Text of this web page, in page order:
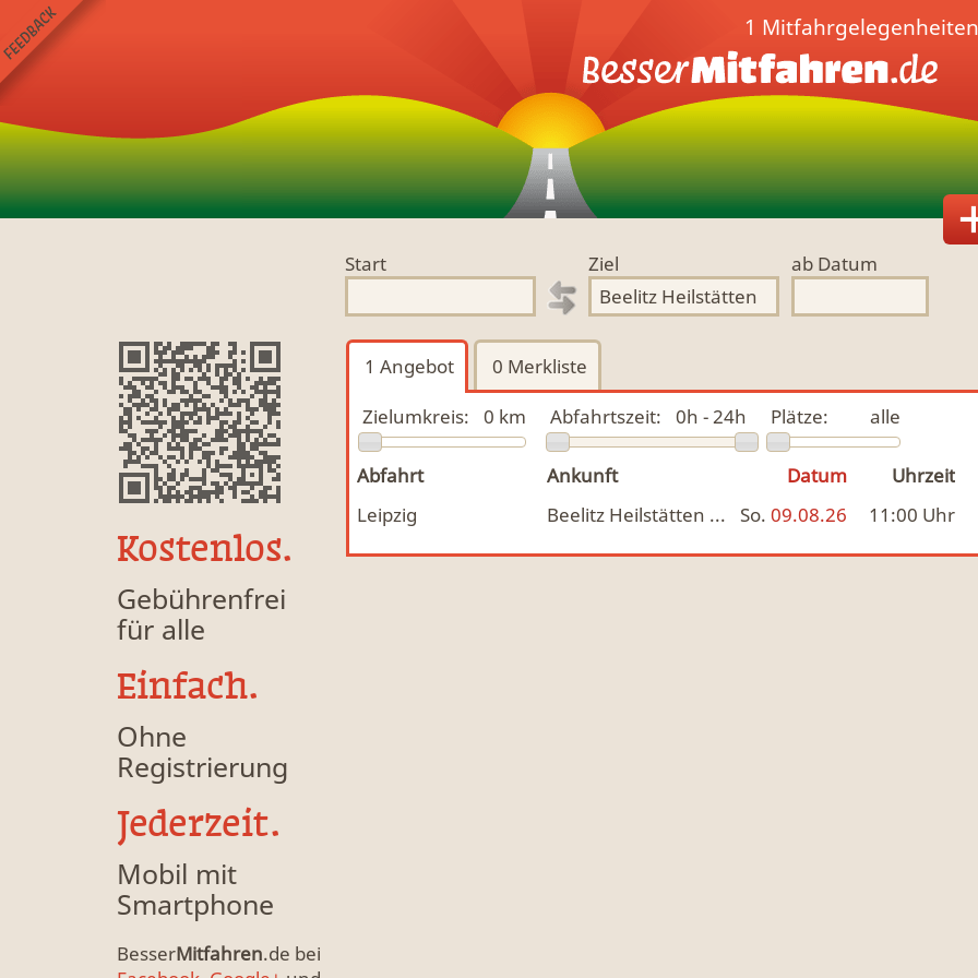
Start
Ziel
ab Datum
Kostenlos.
Gebührenfrei
für alle
Einfach.
Ohne
Registrierung
Jederzeit.
Mobil mit
Smartphone
BesserMitfahren.de bei
1
1 Angebot 0 Merkliste
Zielumkreis:
0 km Abfahrtszeit: 0h - 24h Plätze: alle
Abfahrt Ankunft Datum Uhrzeit
Leipzig
Beelitz Heilstätten ... So. 09.08.26 11:00 Uhr
Mitfahrgelegenheit & Fahrgemeinschaft